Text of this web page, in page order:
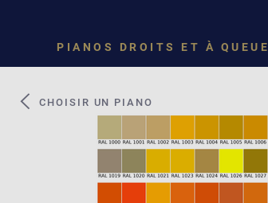
PIANOS DROITS ET À QUEUE
CHOISIR UN PIANO